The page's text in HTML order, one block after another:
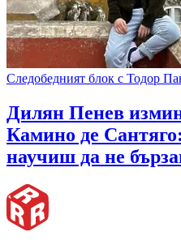
Следобедният блок с Тодор
Дилян Пенев
Камино де
научиш да не